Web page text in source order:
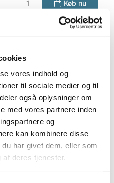
vores indhold og
til sociale medier og til
også oplysninger om
med vores partnere inden
og
kan kombinere disse
har givet dem, eller som
af deres tjenester.
Køb nu
i Hundetegn &